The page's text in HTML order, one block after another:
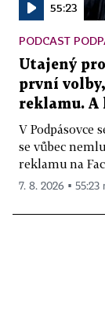
55:23
PODCAST
Utajený
první
reklamu. A
V Podpásovce
se vůbec
reklamu na
7. 8. 2026 ▪ 55:23